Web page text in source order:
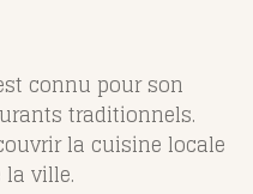
connu pour son
traditionnels.
la cuisine locale
ville.